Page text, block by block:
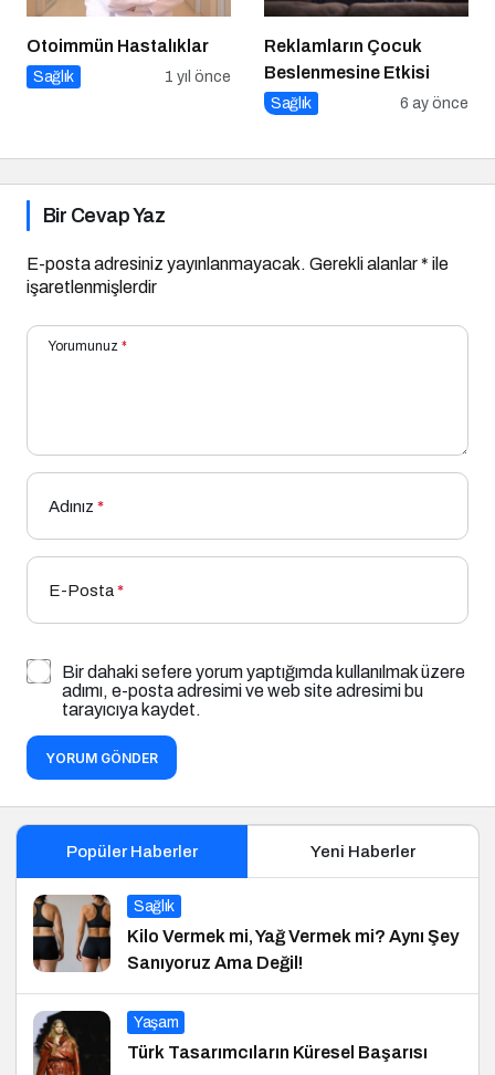
Otoimmün Hastalıklar
Sağlık 1 yıl önce
Reklamların Çocuk
Beslenmesine Etkisi
Sağlık 6 ay önce
Bir Cevap Yaz
E-posta adresiniz yayınlanmayacak. Gerekli alanlar* ile
işaretlenmişlerdir
Yorumunuz *
Adınız *
E-Posta*
Bir dahaki sefere yorum yaptığımda kullanılmak üzere
adımı, e-posta adresimi ve web site adresimi bu
tarayıcıya kaydet.
YORUM GÖNDER
Popüler Haberler Yeni Haberler
Sağlık
Kilo Vermek mi, Yağ Vermek mi? Aynı Şey
Sanıyoruz Ama Değil!
Yaşam
Türk Tasarımcıların Küresel Başarısı